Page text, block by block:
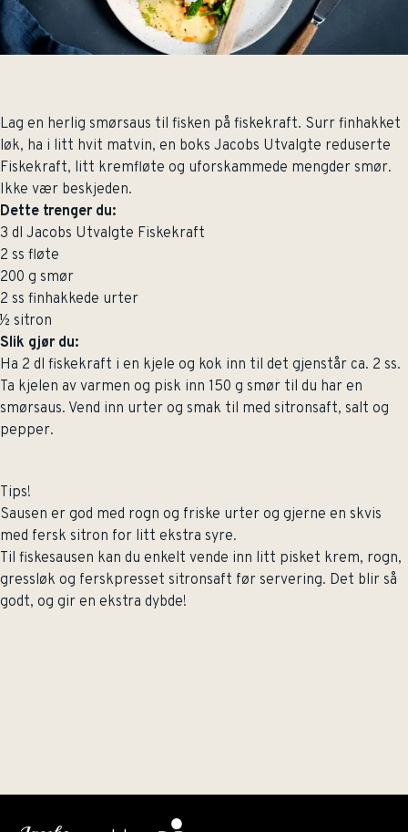
Lag en herlig smørsaus til fisken på fiskekraft. Surr finhakket
løk, ha i litt hvit matvin, en boks Jacobs Utvalgte reduserte
Fiskekraft, litt kremfløte og uforskammede mengder smør.
Ikke vær beskjeden.
Dette trenger du:
3 dl Jacobs Utvalgte Fiskekraft
2 ss fløte
200 g smør
2 ss finhakkede urter
½ sitron
Slik gjør du:
Ha 2 dl fiskekraft i en kjele og kok inn til det gjenstår ca. 2 ss.
Ta kjelen av varmen og pisk inn 150 g smør til du har en
smørsaus. Vend inn urter og smak til med sitronsaft, salt og
pepper.
Tips!
Sausen er god med rogn og friske urter og gjerne en skvis
med fersk sitron for litt ekstra syre.
Til fiskesausen kan du enkelt vende inn litt pisket krem, rogn,
gressløk og ferskpresset sitronsaft før servering. Det blir så
godt, og gir en ekstra dybde!